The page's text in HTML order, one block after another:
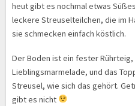
heut gibt es nochmal etwas
leckere Streuselteilchen, die im
sie schmecken einfach köstlich.
Der Boden ist ein fester
Lieblingsmarmelade, und das
Streusel, wie sich das gehört.
gibt es nicht